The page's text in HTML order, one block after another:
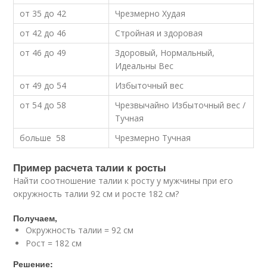
от 35 до 42
Чрезмерно Худая
от 42 до 46
Стройная и здоровая
от 46 до 49
Здоровый, Нормальный,
Идеальны Вес
от 49 до 54
Избыточный вес
от 54 до 58
Чрезвычайно Избыточный вес /
Тучная
больше 58
Чрезмерно Тучная
Пример расчета талии к росты
Найти соотношение талии к росту у мужчины при его
окружность талии 92 см и росте 182 см?
Получаем,
Окружность талии = 92 см
Рост = 182 см
Решение: